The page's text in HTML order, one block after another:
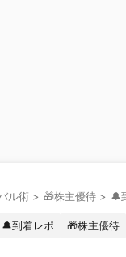
ル術 > 🎁株主優待 > 🔔
🔔到着レポ 🎁株主優待